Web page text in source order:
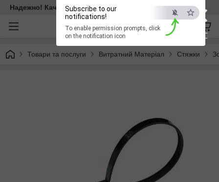
×
ESC
Subscribe to our
notifications!
To enable permission prompts, click
on the notification icon
Надежно! Качественно! Для всех!
Товари та послуги Витратний Матеріал Стяжки